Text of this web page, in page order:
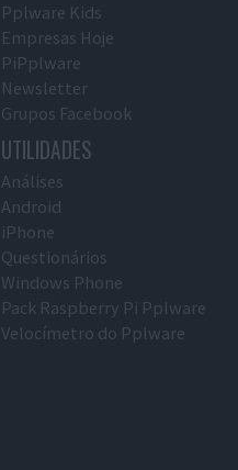
Pplware Kids
Empresas Hoje
PiPplware
Newsletter
Grupos Facebook
UTILIDADES
Análises
Android
iPhone
Questionários
Windows Phone
Pack Raspberry Pi Pplware
Velocímetro do Pplware